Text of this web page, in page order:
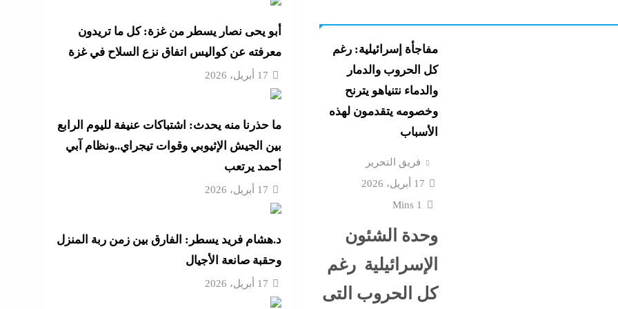
ماذا بعد القبض على “صاحبة
الفيديوهات المسيئة”؟
غرق وإغلاق شواطئ وحرائق
رسائل الناجحين في الثانوية
الفلسطينية...
ملفات عسكرية
مفاجأة إسرائيلية: رغم
كل الحروب والدمار
والدماء نتنياهو يترنح
وخصومه يتقدمون لهذه
الأسباب
فريق التحرير
17 أبريل، 2026
1 Mins
وحدة الشئون
الإسرائيلية رغم
كل الحروب التى
أبو يحى نصار يسطر من غزة: كل ما تريدون
معرفته عن كواليس اتفاق نزع السلاح في غزة
17 أبريل، 2026
ما حذرنا منه يحدث: اشتباكات عنيفة لليوم الرابع
بين الجيش الإثيوبي وقوات تيجراي..ونظام آبي
أحمد يرتعب
17 أبريل، 2026
د.هشام فريد يسطر: الفارق بين زمن ربة المنزل
وحقبة صانعة الأجيال
17 أبريل، 2026